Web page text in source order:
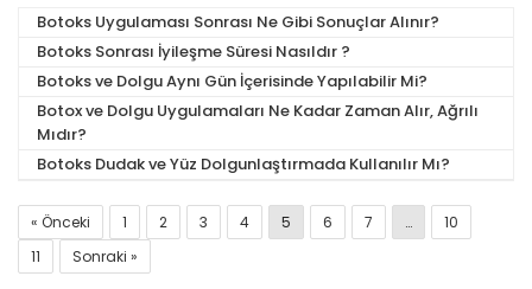
Botoks Uygulaması Sonrası Ne Gibi Sonuçlar Alınır?
Botoks Sonrası İyileşme Süresi Nasıldır ?
Botoks ve Dolgu Aynı Gün İçerisinde Yapılabilir Mi?
Botox ve Dolgu Uygulamaları Ne Kadar Zaman Alır, Ağrılı
Mıdır?
Botoks Dudak ve Yüz Dolgunlaştırmada Kullanılır Mı?
« Önceki 1 2 3 4 5 6 7 …
10
11
Sonraki »